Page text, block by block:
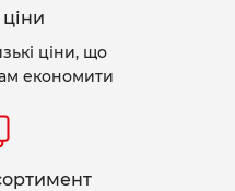
ціни, що
економити